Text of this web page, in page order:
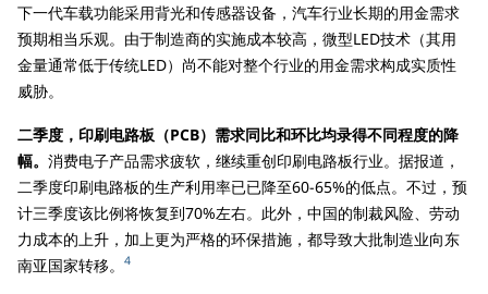
下一代车载功能采用背光和传感器设备，汽车行业长期的用金需求
预期相当乐观。由于制造商的实施成本较高，微型LED技术（其用
金量通常低于传统LED）尚不能对整个行业的用金需求构成实质性
威胁。
二季度，印刷电路板（PCB）需求同比和环比均录得不同程度的降
幅。 消费电子产品需求疲软，继续重创印刷电路板行业。据报道，
二季度印刷电路板的生产利用率已已降至60-65%的低点。不过，预
计三季度该比例将恢复到70%左右。此外，中国的制裁风险、劳动
力成本的上升，加上更为严格的环保措施，都导致大批制造业向东
南亚国家转移。
4